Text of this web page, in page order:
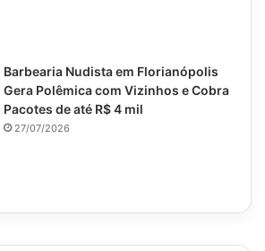
Barbearia Nudista em Florianópolis
Gera Polêmica com Vizinhos e Cobra
Pacotes de até R$ 4 mil
27/07/2026